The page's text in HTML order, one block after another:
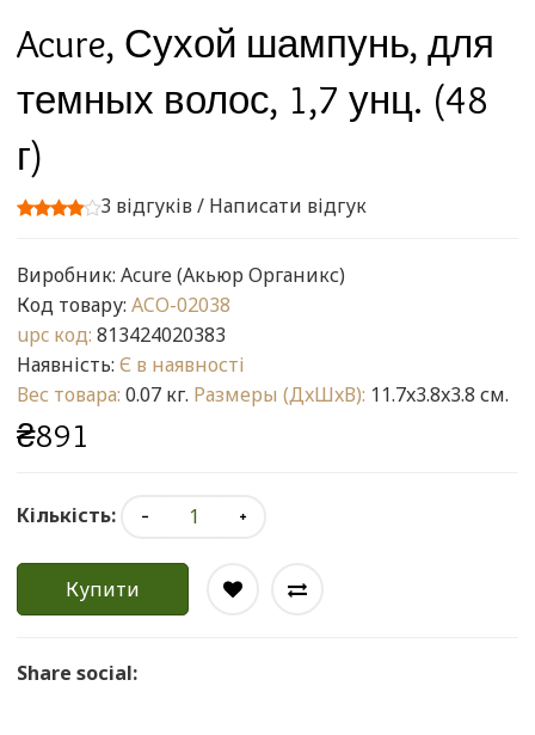
Acure, Сухой шампунь, для
темных волос, 1,7 унц. (48
г)
3 відгуків/ Написати відгук
Виробник: Acure (Акьюр Органикс)
Код товару: ACO-02038
upc код: 813424020383
Наявність: Є в наявності
Вес товара: 0.07 кг. Размеры (ДxШxВ): 11.7x3.8x3.8 см.
₴891
Кількість:
Купити
Share social: